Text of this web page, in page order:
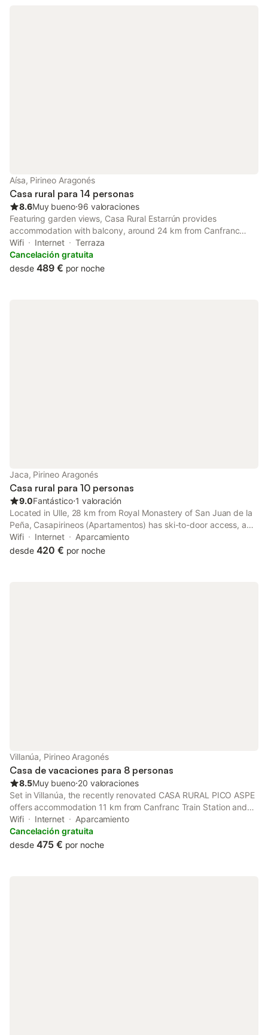
Aísa, Pirineo Aragonés
Casa rural para 14 personas
8.6Muy bueno⋅96 valoraciones
Featuring garden views, Casa Rural Estarrún provides
accommodation with balcony, around 24 km from Canfranc
Train Station. Among the facilities at this property are a shared
kitchen and a tour desk, along with free WiFi throughout the
property.
Wifi Internet
Terraza
Cancelación gratuita
desde 489 € por noche
Jaca, Pirineo Aragonés
Casa rural para 10 personas
9.0Fantástico⋅1 valoración
Located in Ulle, 28 km from Royal Monastery of San Juan de la
Peña, Casapirineos (Apartamentos) has ski-to-door access, a
garden and rooms with free WiFi access.
Wifi Internet
Aparcamiento
desde 420 € por noche
Villanúa, Pirineo Aragonés
Casa de vacaciones para 8 personas
8.5Muy bueno⋅20 valoraciones
Set in Villanúa, the recently renovated CASA RURAL PICO ASPE
offers accommodation 11 km from Canfranc Train Station and
34 km from Royal Monastery of San Juan de la Peña. This
property offers access to a terrace, free private parking and
free WiFi.
Wifi Internet
Aparcamiento
Cancelación gratuita
desde 475 € por noche